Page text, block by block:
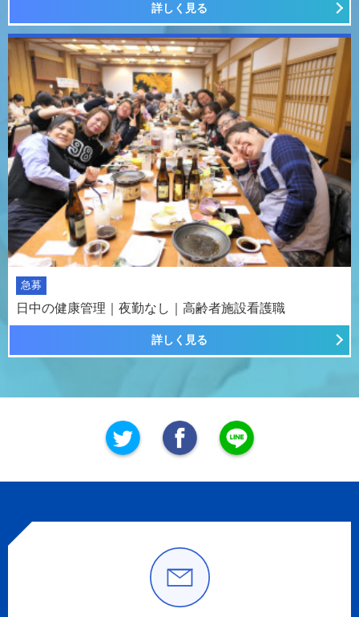
詳しく見る
急募
日中の健康管理｜夜勤なし｜高齢者施設看護職
詳しく見る